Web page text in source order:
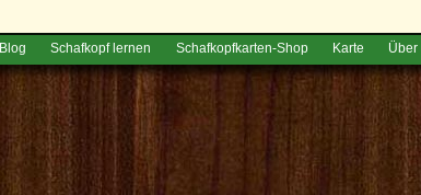
Blog Schafkopf lernen Schafkopfkarten-Shop Karte Über